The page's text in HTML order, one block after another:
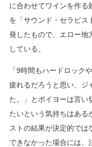
に合わせてワインを作る
を「サウンド・セラピス
発したもので、エロー地
している。
「9時間もハードロック
疲れるだろうと思い、ジ
た。」とボイヨーは言い
たいという気持ちはある
ストの結果が決定的では
できなかった場合には、